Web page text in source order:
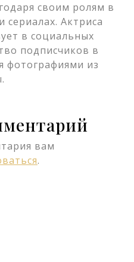
своим ролям в
Актриса
в социальных
подписчиков в
фотографиями из
вам
.